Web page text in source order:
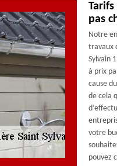
pas
Notre
travaux
Sylvain
à prix
cause
de cela
votre
pouvez